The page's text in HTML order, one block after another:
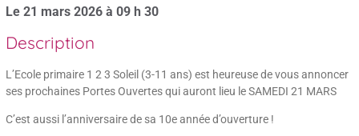
Le 21 mars 2026 à 09 h 30
Description
L’Ecole primaire 1 2 3 Soleil (3-11 ans) est heureuse de vous annoncer
ses prochaines Portes Ouvertes qui auront lieu le SAMEDI 21 MARS
C’est aussi l’anniversaire de sa 10e année d’ouverture !